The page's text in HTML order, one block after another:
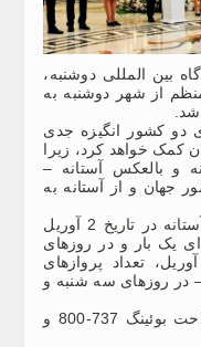
بین المللی دوشنبه،
از شهر دوشنبه به
دو کشور انگیزه جدی
کمک خواهد کرد، زیرا
و بالعکس آستانه –
می توان از دوشنبه به 11 کشور جهان و از آستانه به
گفتنی است، اولین پرواز دوشنبه به آستانه در تاریخ 2 آوریل
یک بار و در روزهای
سه شنبه انجام خواهد شد. از 19 آوریل، تعداد پروازهای
– در روزهای سه شنبه و
پروازها در این مسیر با هواپیماهای راحت بوئینگ 737-800 و